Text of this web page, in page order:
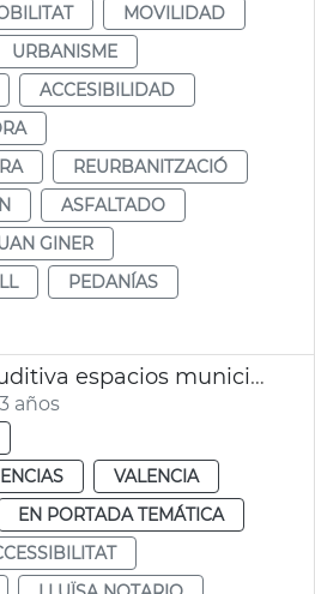
MOVILIDAD
URBANISME
ACCESIBILIDAD
REURBANITZACIÓ
ASFALTADO
GINER
PEDANÍAS
Accesibilidad auditiva espacios municipales
años
VALENCIA
EN PORTADA TEMÁTICA